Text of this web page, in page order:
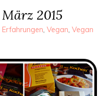
2015
Erfahrungen, Vegan, Vegan